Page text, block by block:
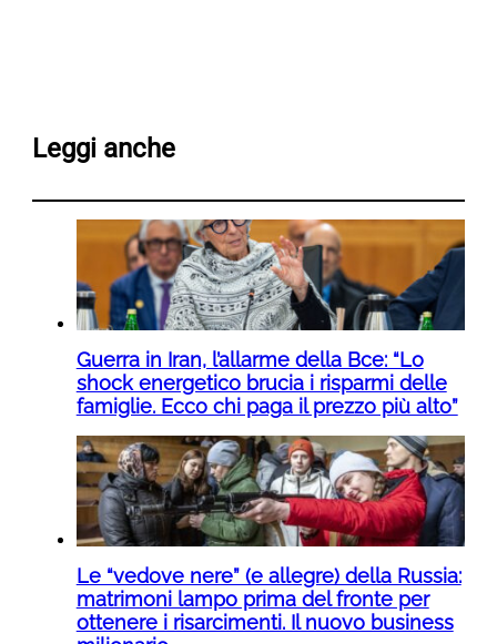
Leggi anche
Guerra in Iran, l’allarme della Bce: “Lo
shock energetico brucia i risparmi delle
famiglie. Ecco chi paga il prezzo più alto”
Le “vedove nere” (e allegre) della Russia:
matrimoni lampo prima del fronte per
ottenere i risarcimenti. Il nuovo business